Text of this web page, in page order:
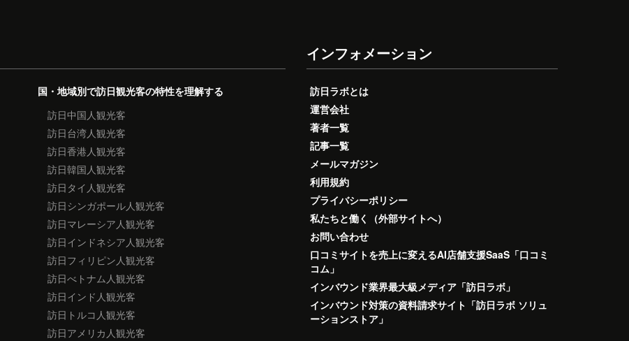
国・地域別で訪日観光客の特性を理解する
訪日中国人観光客
訪日台湾人観光客
訪日香港人観光客
訪日韓国人観光客
訪日タイ人観光客
訪日シンガポール人観光客
訪日マレーシア人観光客
訪日インドネシア人観光客
訪日フィリピン人観光客
訪日べトナム人観光客
訪日インド人観光客
訪日トルコ人観光客
訪日アメリカ人観光客
インフォメーション
訪日ラボとは
運営会社
著者一覧
記事一覧
メールマガジン
利用規約
プライバシーポリシー
私たちと働く（外部サイトへ）
お問い合わせ
口コミサイトを売上に変えるAI店舗支援SaaS「口コミ
コム」
インバウンド業界最大級メディア「訪日ラボ」
インバウンド対策の資料請求サイト「訪日ラボ ソリュ
ーションストア」